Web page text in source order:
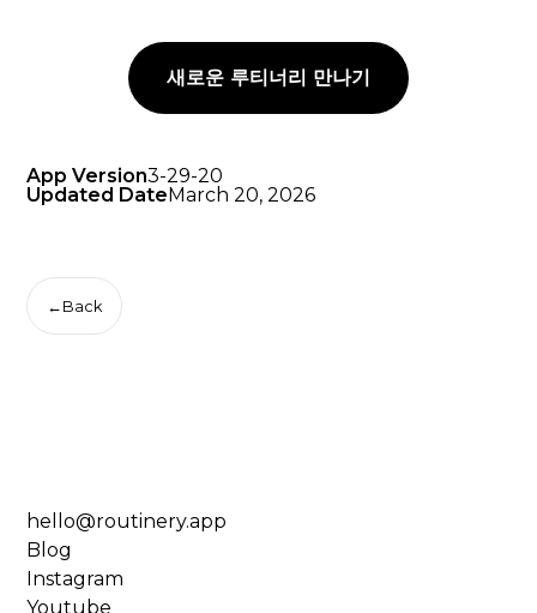
새로운 루티너리 만나기
App Version3-29-20
Updated DateMarch 20, 2026
← Back
hello@routinery.app
Blog
Instagram
Youtube